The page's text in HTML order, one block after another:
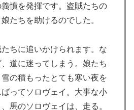
憤を発揮です。盗賊たちの
たちを助けるのでした。
ちに追いかけられます。な
道に迷ってしまう。娘たち
の積もったとても寒い夜を
ってソロヴェイ。大事な小
馬のソロヴェイは、走る。